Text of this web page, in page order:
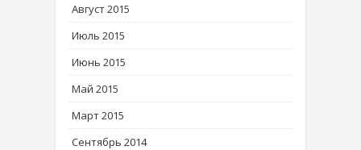
Август 2015
Июль 2015
Июнь 2015
Май 2015
Март 2015
Сентябрь 2014